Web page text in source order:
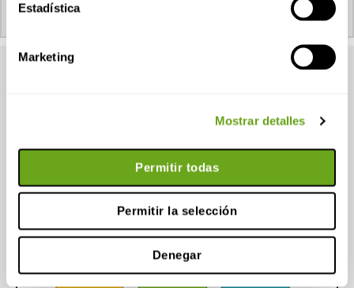
Estadística
Marketing
Mostrar detalles
Permitir todas
Permitir la selección
Denegar
Energética de Ibeas de Juarros